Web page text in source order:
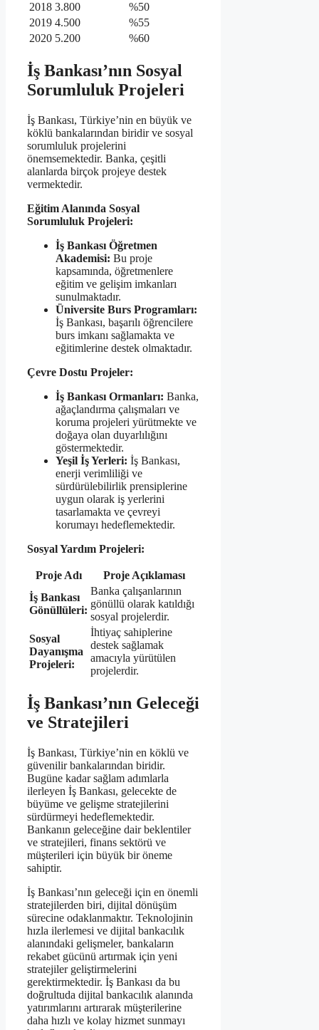
2018 3.800
%50
2019 4.500
%55
2020 5.200 %60
İş Bankası’nın Sosyal
Sorumluluk Projeleri
İş Bankası, Türkiye’nin en büyük ve
köklü bankalarından biridir ve sosyal
sorumluluk projelerini
önemsemektedir. Banka, çeşitli
alanlarda birçok projeye destek
vermektedir.
Eğitim Alanında Sosyal
Sorumluluk Projeleri:
İş Bankası Öğretmen
Akademisi: Bu proje
kapsamında, öğretmenlere
eğitim ve gelişim imkanları
sunulmaktadır.
Üniversite Burs Programları:
İş Bankası, başarılı öğrencilere
burs imkanı sağlamakta ve
eğitimlerine destek olmaktadır.
Çevre Dostu Projeler:
İş Bankası Ormanları: Banka,
ağaçlandırma çalışmaları ve
koruma projeleri yürütmekte ve
doğaya olan duyarlılığını
göstermektedir.
Yeşil İş Yerleri: İş Bankası,
enerji verimliliği ve
sürdürülebilirlik prensiplerine
uygun olarak iş yerlerini
tasarlamakta ve çevreyi
korumayı hedeflemektedir.
Sosyal Yardım Projeleri:
Proje Adı
Proje Açıklaması
İş Bankası
Gönüllüleri:
Banka çalışanlarının
gönüllü olarak katıldığı
sosyal projelerdir.
Sosyal
Dayanışma
Projeleri:
İhtiyaç sahiplerine
destek sağlamak
amacıyla yürütülen
projelerdir.
İş Bankası’nın Geleceği
ve Stratejileri
İş Bankası, Türkiye’nin en köklü ve
güvenilir bankalarından biridir.
Bugüne kadar sağlam adımlarla
ilerleyen İş Bankası, gelecekte de
büyüme ve gelişme stratejilerini
sürdürmeyi hedeflemektedir.
Bankanın geleceğine dair beklentiler
ve stratejileri, finans sektörü ve
müşterileri için büyük bir öneme
sahiptir.
İş Bankası’nın geleceği için en önemli
stratejilerden biri, dijital dönüşüm
sürecine odaklanmaktır. Teknolojinin
hızla ilerlemesi ve dijital bankacılık
alanındaki gelişmeler, bankaların
rekabet gücünü artırmak için yeni
stratejiler geliştirmelerini
gerektirmektedir. İş Bankası da bu
doğrultuda dijital bankacılık alanında
yatırımlarını artırarak müşterilerine
daha hızlı ve kolay hizmet sunmayı